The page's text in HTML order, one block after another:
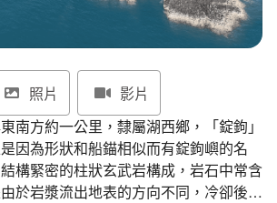
Tiếng Việt
照片
影片
南方約一公里，隸屬湖西鄉，「錠鉤」
因為形狀和船錨相似而有錠鉤嶼的名
構緊密的柱狀玄武岩構成，岩石中常含
於岩漿流出地表的方向不同，冷卻後形